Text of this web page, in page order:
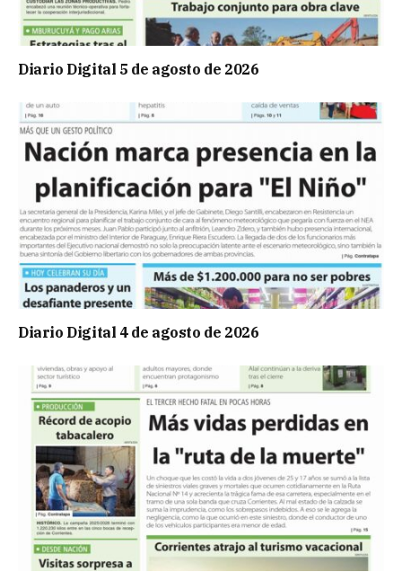
Diario Digital 5 de agosto de 2026
Diario Digital 4 de agosto de 2026